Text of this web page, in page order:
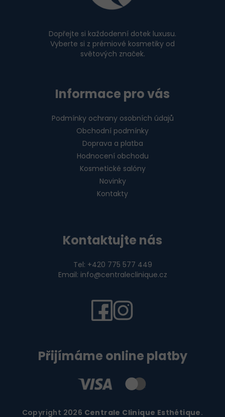
Dopřejte si každodenní dotek luxusu.
Vyberte si z prémiové kosmetiky od
světových značek.
Informace pro vás
Podmínky ochrany osobních údajů
Obchodní podmínky
Doprava a platba
Hodnocení obchodu
Kosmetické salóny
Novinky
Kontakty
Kontaktujte nás
Tel: +420 775 577 449
Email: info@centraleclinique.cz
Přijímáme online platby
Copyright 2026 Centrale Clinique Esthétique.